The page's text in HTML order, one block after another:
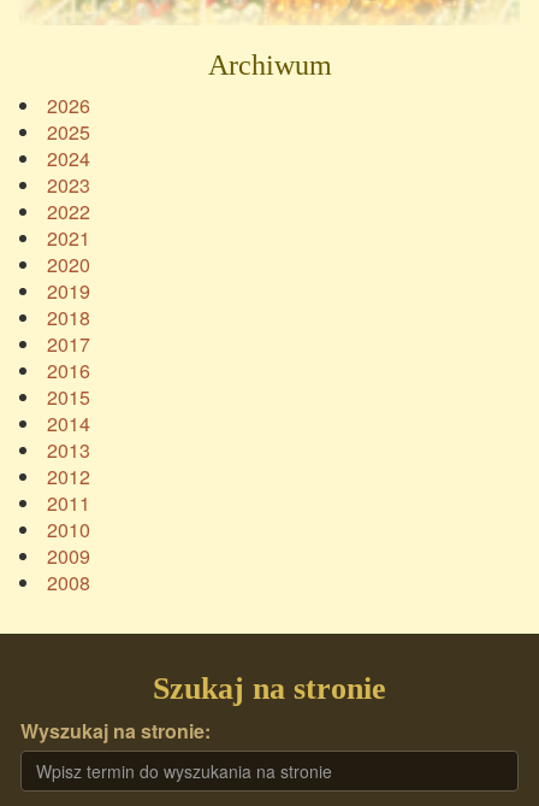
Archiwum
2026
2025
2024
2023
2022
2021
2020
2019
2018
2017
2016
2015
2014
2013
2012
2011
2010
2009
2008
Szukaj na stronie
Wyszukaj na stronie: